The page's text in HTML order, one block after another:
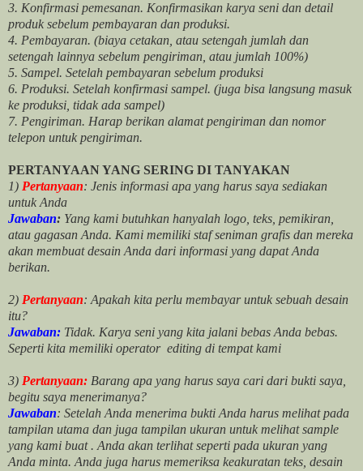
3. Konfirmasi pemesanan. Konfirmasikan karya seni dan detail
produk sebelum pembayaran dan produksi.
4. Pembayaran. (biaya cetakan, atau setengah jumlah dan
setengah lainnya sebelum pengiriman, atau jumlah 100%)
5. Sampel. Setelah pembayaran sebelum produksi
6. Produksi. Setelah konfirmasi sampel. (juga bisa langsung masuk
ke produksi, tidak ada sampel)
7. Pengiriman. Harap berikan alamat pengiriman dan nomor
telepon untuk pengiriman.
PERTANYAAN YANG SERING DI TANYAKAN
1) Pertanyaan: Jenis informasi apa yang harus saya sediakan
untuk Anda
Jawaban: Yang kami butuhkan hanyalah logo, teks, pemikiran,
atau gagasan Anda. Kami memiliki staf seniman grafis dan mereka
akan membuat desain Anda dari informasi yang dapat Anda
berikan.
2) Pertanyaan: Apakah kita perlu membayar untuk sebuah desain
itu?
Jawaban: Tidak. Karya seni yang kita jalani bebas Anda bebas.
Seperti kita memiliki operator editing di tempat kami
3) Pertanyaan: Barang apa yang harus saya cari dari bukti saya,
begitu saya menerimanya?
Jawaban: Setelah Anda menerima bukti Anda harus melihat pada
tampilan utama dan juga tampilan ukuran untuk melihatsample
yang kami buat . Anda akan terlihat seperti pada ukuran yang
Anda minta. Anda juga harus memeriksa keakuratan teks, desain